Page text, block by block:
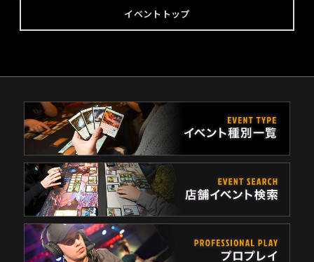
イベントトップ